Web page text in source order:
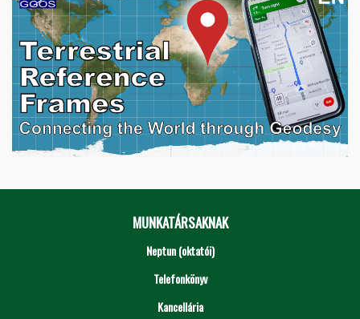
MUNKATÁRSAKNAK
Neptun (oktatói)
Telefonkönyv
Kancellária